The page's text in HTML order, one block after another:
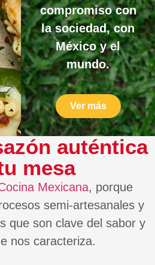
compromiso con
la sociedad, con
México y el
mundo.
Ver más
auténtica
mesa
Mexicana, porque
semi-artesanales y
que son clave del sabor y
nos caracteriza.